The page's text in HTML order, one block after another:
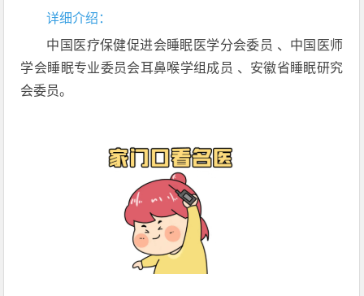
详细介绍：
中国医疗保健促进会睡眠医学分会委员 、中国医师
学会睡眠专业委员会耳鼻喉学组成员 、安徽省睡眠研究
会委员。